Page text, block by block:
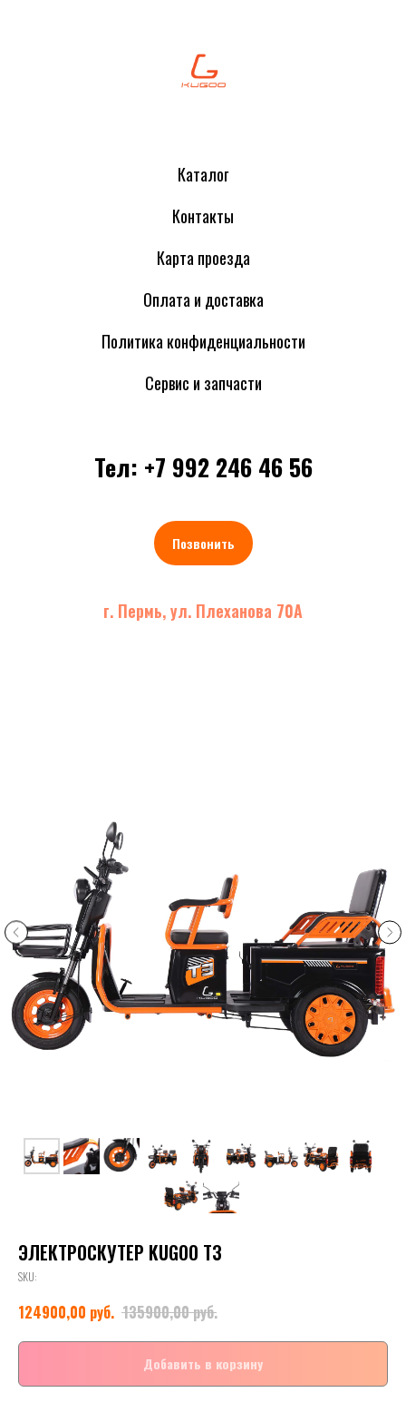
Каталог
Контакты
Карта проезда
Оплата и доставка
Политика конфиденциальности
Сервис и запчасти
Тел: +7 992 246 46 56
Позвонить
г. Пермь, ул. Плеханова 70А
ЭЛЕКТРОСКУТЕР KUGOO T3
SKU:
124900,00 руб. 135900,00руб.
Добавить в корзину